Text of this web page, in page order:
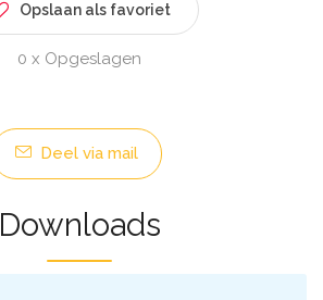
Opslaan als favoriet
0 x Opgeslagen
Deel via mail
Downloads